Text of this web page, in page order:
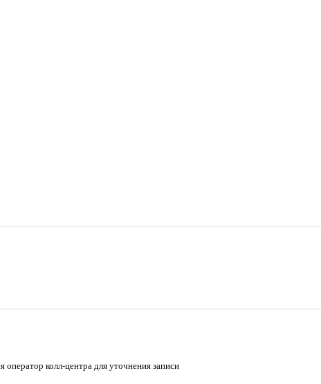
оператор колл-центра для уточнения записи